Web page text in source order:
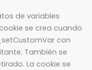
de variables
se crea cuando
con
También se
La cookie se